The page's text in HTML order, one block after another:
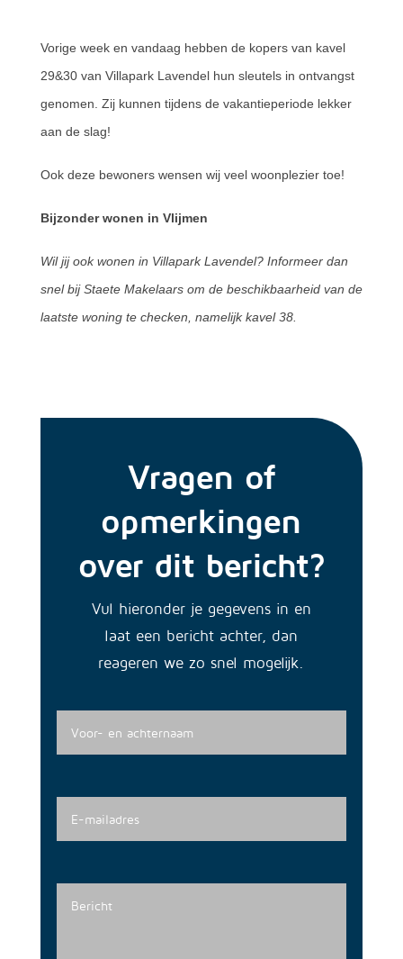
Vorige week en vandaag hebben de kopers van kavel
29&30 van Villapark Lavendel hun sleutels in ontvangst
genomen. Zij kunnen tijdens de vakantieperiode lekker
aan de slag!
Ook deze bewoners wensen wij veel woonplezier toe!
Bijzonder wonen in Vlijmen
Wil jij ook wonen in Villapark Lavendel? Informeer dan
snel bij Staete Makelaars om de beschikbaarheid van de
laatste woning te checken, namelijk kavel 38.
Vragen of
opmerkingen
over dit bericht?
Vul hieronder je gegevens in en
laat een bericht achter, dan
reageren we zo snel mogelijk.